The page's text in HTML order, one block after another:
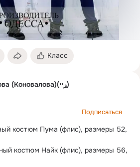
Класс
Иթսաƙą Романова (Коновалова)(ړײ)
Подписаться
костюм Пума (флис), размеры 52,
костюм Найк (флис), размеры 56,